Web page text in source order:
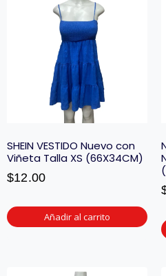
SHEIN VESTIDO Nuevo con
Viñeta Talla XS (66X34CM)
$12.00
Añadir al carrito